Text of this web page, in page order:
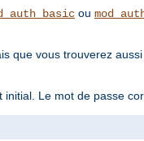
ou
que vous trouverez
initial. Le mot de passe